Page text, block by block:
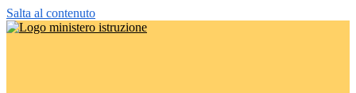
Salta al contenuto